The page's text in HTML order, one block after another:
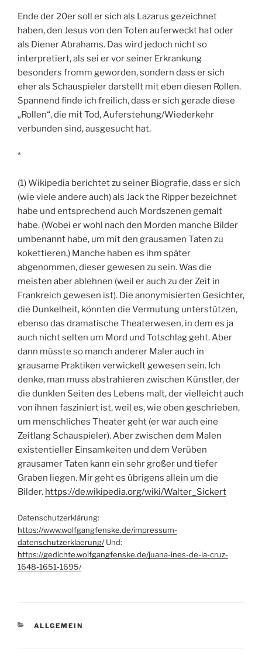
Ende der 20er soll er sich als Lazarus gezeichnet
haben, den Jesus von den Toten auferweckt hat oder
als Diener Abrahams. Das wird jedoch nicht so
interpretiert, als sei er vor seiner Erkrankung
besonders fromm geworden, sondern dass er sich
eher als Schauspieler darstellt mit eben diesen Rollen.
Spannend finde ich freilich, dass er sich gerade diese
„Rollen“, die mit Tod, Auferstehung/Wiederkehr
verbunden sind, ausgesucht hat.
*
(1) Wikipedia berichtet zu seiner Biografie, dass er sich
(wie viele andere auch) als Jack the Ripper bezeichnet
habe und entsprechend auch Mordszenen gemalt
habe. (Wobei er wohl nach den Morden manche Bilder
umbenannt habe, um mit den grausamen Taten zu
kokettieren.) Manche haben es ihm später
abgenommen, dieser gewesen zu sein. Was die
meisten aber ablehnen (weil er auch zu der Zeit in
Frankreich gewesen ist). Die anonymisierten Gesichter,
die Dunkelheit, könnten die Vermutung unterstützen,
ebenso das dramatische Theaterwesen, in dem es ja
auch nicht selten um Mord und Totschlag geht. Aber
dann müsste so manch anderer Maler auch in
grausame Praktiken verwickelt gewesen sein. Ich
denke, man muss abstrahieren zwischen Künstler, der
die dunklen Seiten des Lebens malt, der vielleicht auch
von ihnen fasziniert ist, weil es, wie oben geschrieben,
um menschliches Theater geht (er war auch eine
Zeitlang Schauspieler). Aber zwischen dem Malen
existentieller Einsamkeiten und dem Verüben
grausamer Taten kann ein sehr großer und tiefer
Graben liegen. Mir geht es übrigens allein um die
Bilder. https://de.wikipedia.org/wiki/Walter_Sickert
Datenschutzerklärung:
https://www.wolfgangfenske.de/impressum-
datenschutzerklaerung/Und:
https://gedichte.wolfgangfenske.de/juana-ines-de-la-cruz-
1648-1651-1695/
KATEGORIEN
ALLGEMEIN